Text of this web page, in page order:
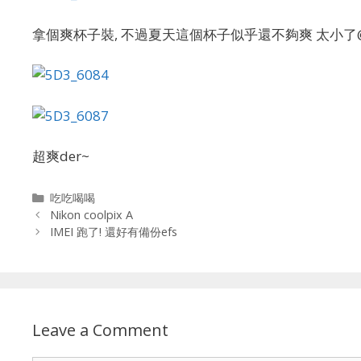
拿個爽杯子裝, 不過夏天這個杯子似乎還不夠爽 太小了
超爽der~
Categories
吃吃喝喝
Nikon coolpix A
IMEI 跑了! 還好有備份efs
Leave a Comment